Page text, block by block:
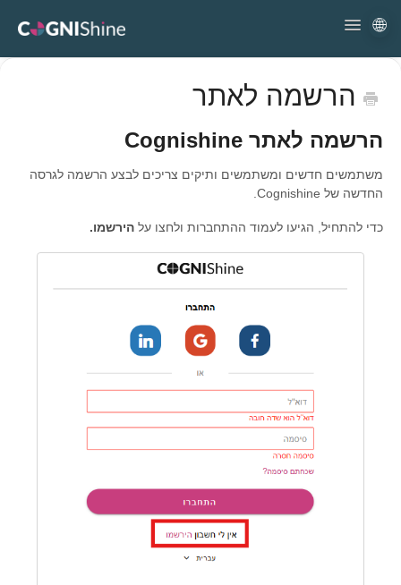
🌐
Toggle
שימוש בפלטפורמה
הרשמה לאתר
הרשמה לאתר Cognishine
משתמשים חדשים ומשתמשים ותיקים צריכים לבצע הרשמה לגרסה
החדשה של Cognishine.
כדי להתחיל, הגיעו לעמוד ההתחברות ולחצו על הירשמו.